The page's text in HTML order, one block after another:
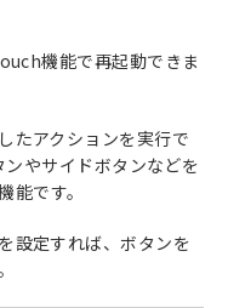
機能で再起動できま
たアクションを実行で
やサイドボタンなどを
です。
設定すれば、ボタンを